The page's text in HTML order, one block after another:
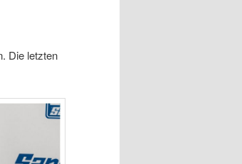
Die letzten